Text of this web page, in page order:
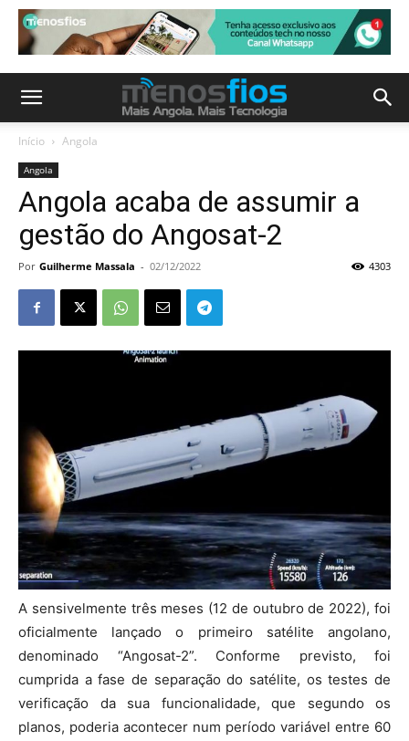
Início Angola
Angola
Angola acaba de assumir a
gestão do Angosat-2
Por Guilherme Massala - 02/12/2022 4303
A sensivelmente três meses (12 de outubro de 2022), foi
oficialmente lançado o primeiro satélite angolano,
denominado “Angosat-2”. Conforme previsto, foi
cumprida a fase de separação do satélite, os testes de
verificação da sua funcionalidade, que segundo os
planos, poderia acontecer num período variável entre 60